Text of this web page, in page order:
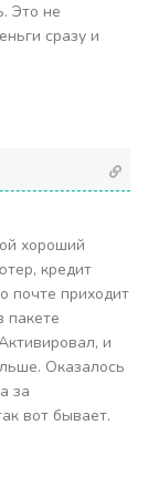
Это не
сразу и
хороший
кредит
почте приходит
пакете
и
Оказалось
за
вот бывает.